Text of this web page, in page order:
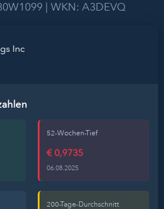
| WKN: A3DEVQ
Inc
52-Wochen-Tief
€ 0,9735
06.08.2025
200-Tage-Durchschnitt